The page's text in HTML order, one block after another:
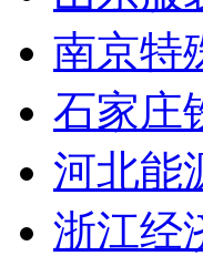
南京特
石家庄
河北能
浙江经